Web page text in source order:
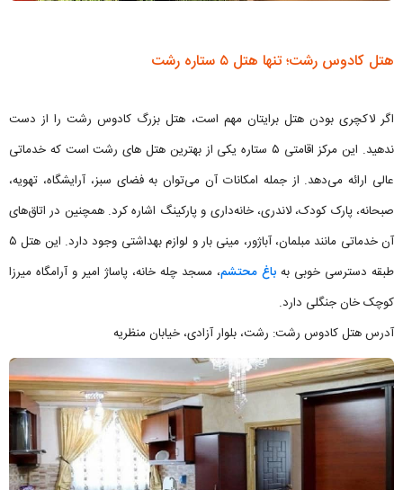
هتل کادوس رشت؛ تنها هتل ۵ ستاره رشت
اگر لاکچری بودن هتل برایتان مهم است، هتل بزرگ کادوس رشت را از دست
ندهید. این مرکز اقامتی ۵ ستاره یکی از بهترین هتل های رشت است که خدماتی
عالی ارائه می‌دهد. از جمله امکانات آن می‌توان به فضای سبز، آرایشگاه، تهویه،
صبحانه، پارک کودک، لاندری، خانه‌داری و پارکینگ اشاره کرد. همچنین در اتاق‌های
آن خدماتی مانند مبلمان، آباژور، مینی بار و لوازم بهداشتی وجود دارد. این هتل ۵
طبقه دسترسی خوبی به باغ محتشم، مسجد چله خانه، پاساژ امیر و آرامگاه میرزا
کوچک خان جنگلی دارد.
آدرس هتل کادوس رشت: رشت، بلوار آزادی، خیابان منظریه